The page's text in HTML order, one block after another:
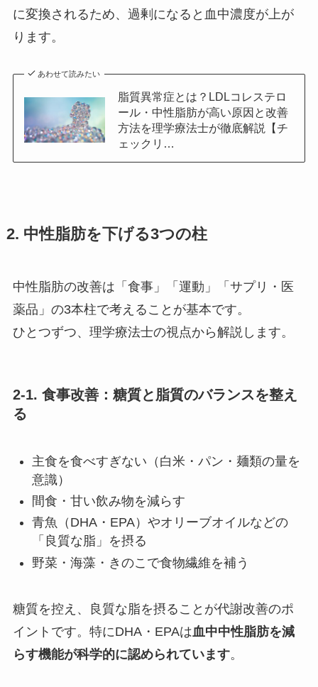
に変換されるため、過剰になると血中濃度が上が
ります。
あわせて読みたい
脂質異常症とは？LDLコレステロ
ール・中性脂肪が高い原因と改善
方法を理学療法士が徹底解説【チ
ェックリ…
2. 中性脂肪を下げる3つの柱
中性脂肪の改善は「食事」「運動」「サプリ・医
薬品」の3本柱で考えることが基本です。
ひとつずつ、理学療法士の視点から解説します。
2-1. 食事改善：糖質と脂質のバランスを整え
る
主食を食べすぎない（白米・パン・麺類の量を
意識）
間食・甘い飲み物を減らす
青魚（DHA・EPA）やオリーブオイルなどの
「良質な脂」を摂る
野菜・海藻・きのこで食物繊維を補う
糖質を控え、良質な脂を摂ることが代謝改善のポ
イントです。特にDHA・EPAは血中中性脂肪を減
らす機能が科学的に認められています。